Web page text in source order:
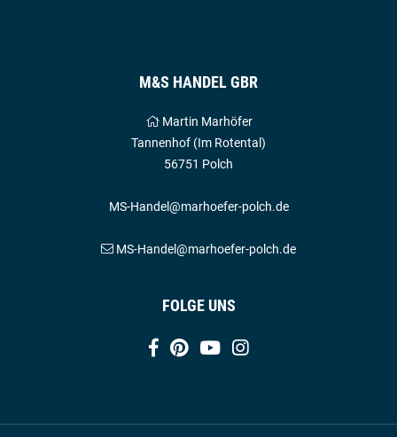
M&S HANDEL GBR
Martin Marhöfer
Tannenhof (Im Rotental)
56751 Polch
MS-Handel@marhoefer-polch.de
MS-Handel@marhoefer-polch.de
FOLGE UNS